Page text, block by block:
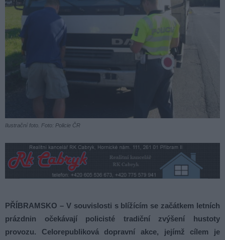
Ilustrační foto. Foto: Policie ČR
PŘÍBRAMSKO – V souvislosti s blížícím se začátkem letních
prázdnin očekávají policisté tradiční zvýšení hustoty
provozu. Celorepubliková dopravní akce, jejímž cílem je